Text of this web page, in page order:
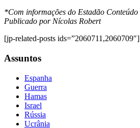
*Com informações do Estadão Conteúdo
Publicado por Nícolas Robert
[jp-related-posts ids=”2060711,2060709″]
Assuntos
Espanha
Guerra
Hamas
Israel
Rússia
Ucrânia